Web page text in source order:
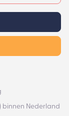
Nederland